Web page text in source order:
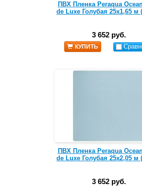
ПВХ Пленка Peraqua
de Luxe Голубая 25х1,65 м
3 652 руб.
КУПИТЬ
ПВХ Пленка Peraqua
de Luxe Голубая 25х2,05 м
3 652 руб.